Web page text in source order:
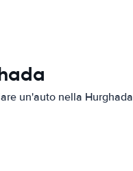
un'auto nella Hurghada